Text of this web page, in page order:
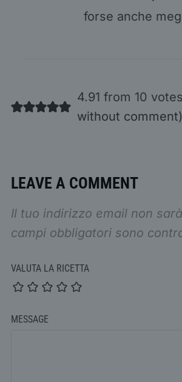
forse anche
4.91 from 10
without comment)
LEAVE A COMMENT
Il tuo indirizzo email non
campi obbligatori sono
VALUTA LA RICETTA
MESSAGE